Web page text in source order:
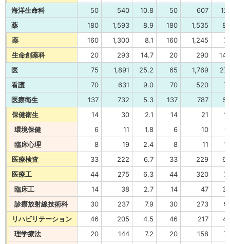
海洋生命科
50 540 10.8 50 607
薬
180 1,593 8.9 180 1,535
薬
160 1,300 8.1 160 1,245
生命創薬科
20 293 14.7 20 290
医
75 1,891 25.2 65 1,769
看護
70 631 9.0 70 520
医療衛生
137 732 5.3 137 787
保健衛生
14 30 2.1 14 21
環境保健
6 11 1.8 6 10
臨床心理
8 19 2.4 8 11
医療検査
33 222 6.7 33 229
医療工
44 275 6.3 44 320
臨床工
14 38 2.7 14 47
診療放射線技術科
30 237 7.9 30 273
リハビリテーション
46 205 4.5 46 217
理学療法
20 144 7.2 20 158